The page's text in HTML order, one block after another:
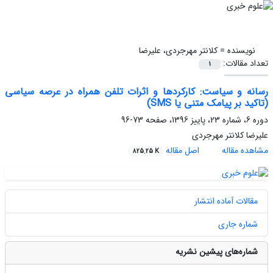
نویسنده =کلانتر مهرجردی، علیرضا
تعداد مقالات:
1
رسانه و سیاست: کارکردها و اثرات تلفن همراه در عرصه سیاسی
(تاکید بر پیامک متنی یا SMS)
دوره 6، شماره 23، پاییز 1396، صفحه
73-96
علیرضا کلانتر مهرجردی
مشاهده مقاله
اصل مقاله 825.25 K
مقالات آماده انتشار
شماره جاری
شماره‌های پیشین نشریه